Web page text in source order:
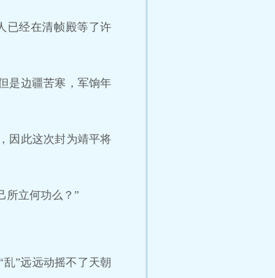
已经在清帧殿等了许
是边疆苦寒，军饷年
因此这次封为靖平将
所立何功么？”
”远远动摇不了天朝